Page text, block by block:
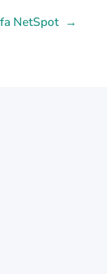
NetSpot